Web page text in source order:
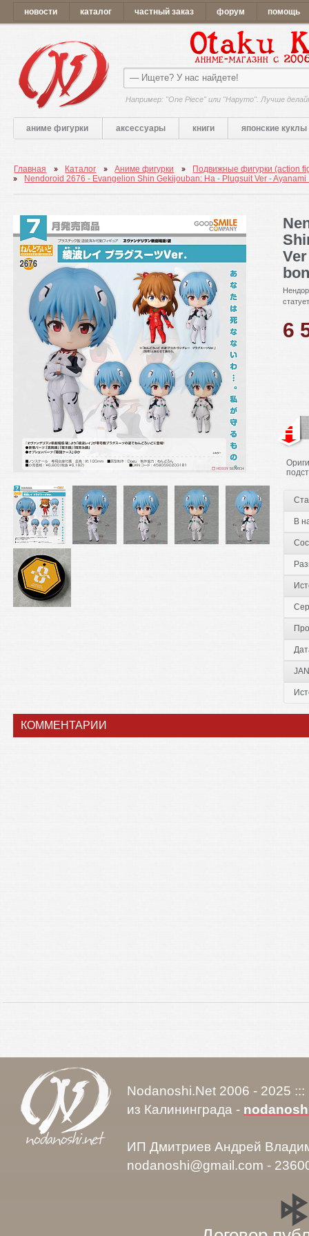
новости каталог частный заказ форум помощь
Например: "One Piece" или "Наруто". Лучше
аниме фигурки аксессуары книги японские куклы
Главная Каталог Аниме фигурки
Подвижные фигурки (action
Nendoroid 2676 - Evangelion Shin Gekijouban: Ha - Plugsuit Ver -
6
В
КОММЕНТАРИИ
Nodanoshi.Net 2006 - 2025
из Калининграда -
ИП Дмитриев Андрей
nodanoshi@gmail.com -